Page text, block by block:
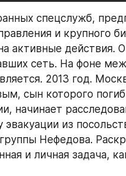
спецслужб,
и крупного
активные действия.
сеть. На фоне
2013 год.
сын которого
начинает
из
Нефедова.
и личная задача,